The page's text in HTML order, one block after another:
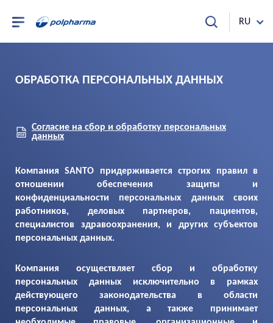
RU
ОБРАБОТКА ПЕРСОНАЛЬНЫХ ДАННЫХ
Согласие на сбор и обработку персональных
данных
Компания SANTO придерживается строгих правил в
отношении обеспечения защиты и
конфиденциальности персональных данных своих
работников, деловых партнеров, пациентов,
специалистов здравоохранения, и других субъектов
персональных данных.
Компания осуществляет сбор и обработку
персональных данных исключительно в рамках
действующего законодательства в области
персональных данных, а также принимает